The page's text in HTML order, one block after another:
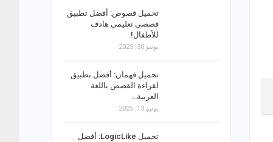
تحميل قصوص: أفضل تطبيق
قصصي تعليمي هادف
للأطفال!
يونيو 30, 2025
تحميل فهمان: أفضل تطبيق
لقراءة القصص باللغة
العربية…
يونيو 13, 2025
تحميل LogicLike: أفضل